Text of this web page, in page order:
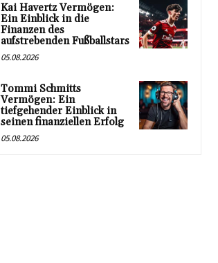
Kai Havertz Vermögen:
Ein Einblick in die
Finanzen des
aufstrebenden Fußballstars
05.08.2026
Tommi Schmitts
Vermögen: Ein
tiefgehender Einblick in
seinen finanziellen Erfolg
05.08.2026